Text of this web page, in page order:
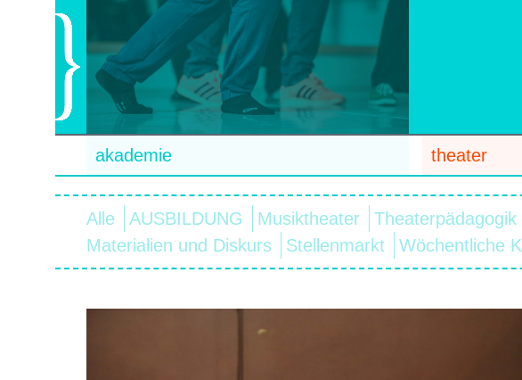
akademie theater
Alle AUSBILDUNG Musiktheater Theaterpädagogik
Materialien und Diskurs
Stellenmarkt Wöchentliche